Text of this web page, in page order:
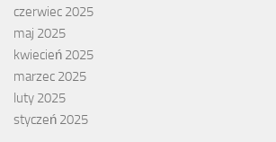
czerwiec 2025
maj 2025
kwiecień 2025
marzec 2025
luty 2025
styczeń 2025